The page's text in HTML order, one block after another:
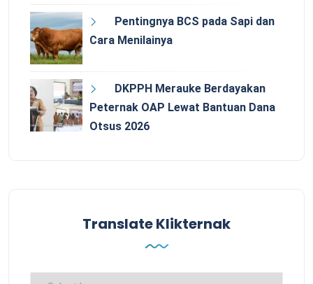
Pentingnya BCS pada Sapi dan
Cara Menilainya
DKPPH Merauke Berdayakan
Peternak OAP Lewat Bantuan Dana
Otsus 2026
Translate Klikternak